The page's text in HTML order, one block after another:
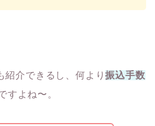
紹介できるし、何より振込手数
すよね〜。